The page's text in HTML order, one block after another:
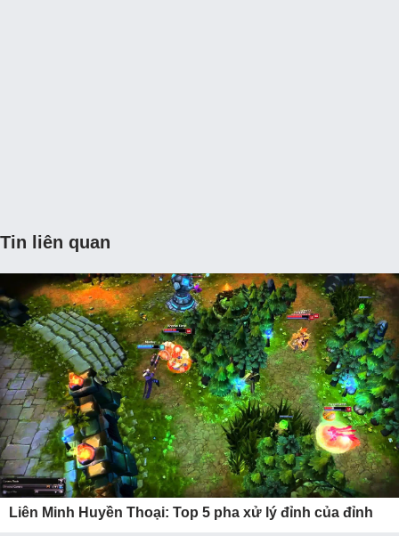
Tin liên quan
Liên Minh Huyền Thoại: Top 5 pha xử lý đỉnh của đỉnh